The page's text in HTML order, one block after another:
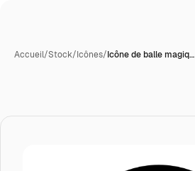
Accueil/Stock/Icônes/Icône de balle magiq…